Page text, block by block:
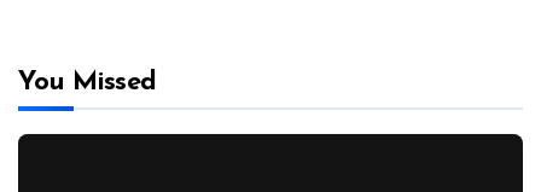
You Missed